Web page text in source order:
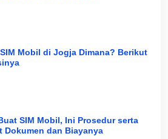
Mobil di Jogja Dimana? Berikut
SIM Mobil, Ini Prosedur serta
Dokumen dan Biayanya